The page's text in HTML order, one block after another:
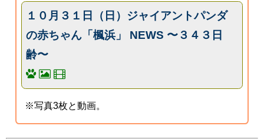
１０月３１日（日）ジャイアントパンダ
の赤ちゃん「楓浜」 NEWS 〜３４３日
齢〜
※写真3枚と動画。